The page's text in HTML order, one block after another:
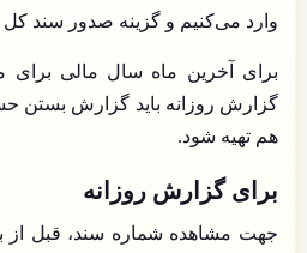
وارد می‌کنیم و گزینه صدور سند کل
برای آخرین ماه سال مالی برای
گزارش روزانه باید گزارش بستن
هم تهیه شود.
برای گزارش روزانه
جهت مشاهده شماره سند، قبل